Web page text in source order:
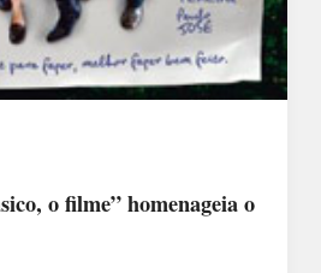
o filme” homenageia o